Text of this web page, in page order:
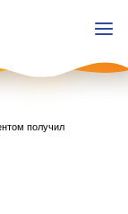
получил